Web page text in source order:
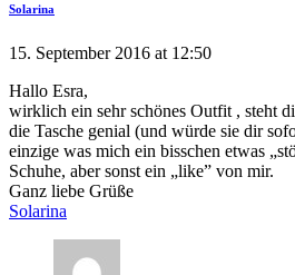
Solarina
15. September 2016 at 12:50
Hallo Esra,
wirklich ein sehr schönes Outfit , steht
die Tasche genial (und würde sie dir
einzige was mich ein bisschen etwas
Schuhe, aber sonst ein „like” von mir.
Ganz liebe Grüße
Solarina